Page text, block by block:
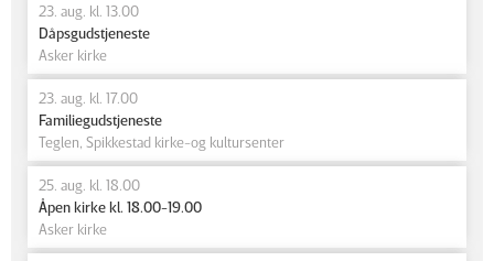
23. aug. kl. 13.00
Dåpsgudstjeneste
Asker kirke
23. aug. kl. 17.00
Familiegudstjeneste
Teglen, Spikkestad kirke-og kultursenter
25. aug. kl. 18.00
Åpen kirke kl. 18.00-19.00
Asker kirke